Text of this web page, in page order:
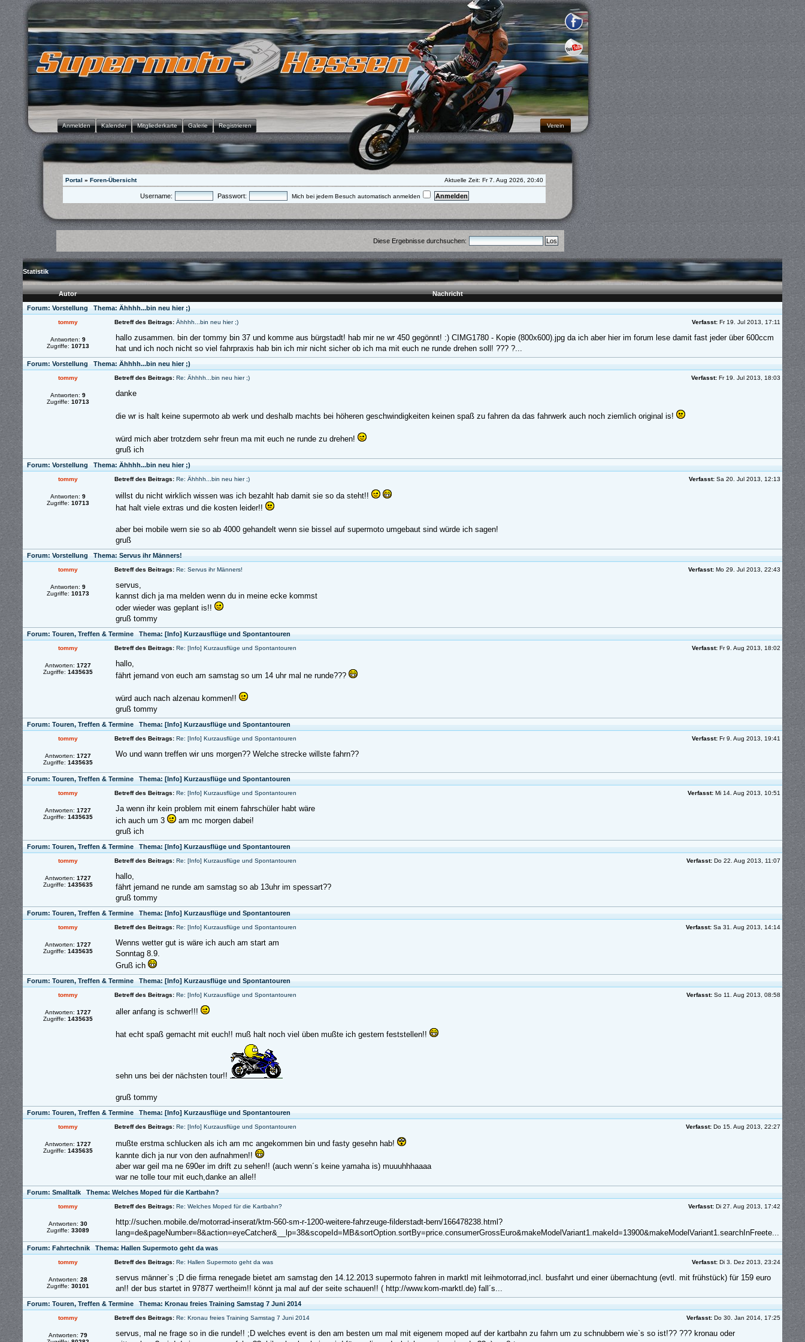
Anmelden Kalender Mitgliederkarte Galerie Registrieren Verein
Portal » Foren-Übersicht Aktuelle Zeit: Fr 7. Aug 2026, 20:40
Username: Passwort: Mich bei jedem Besuch automatisch anmelden
Diese Ergebnisse durchsuchen:
Statistik
Autor
Nachricht
Forum: Vorstellung Thema: Ähhhh...bin neu hier ;)
tommy Betreff des Beitrags: Ähhhh...bin neu hier ;) Verfasst: Fr 19. Jul 2013, 17:11
Antworten: 9
Zugriffe: 10713
hallo zusammen. bin der tommy bin 37 und komme aus bürgstadt! hab mir ne wr 450 gegönnt! :) CIMG1780 - Kopie (800x600).jpg da ich aber hier im forum lese damit fast jeder über 600ccm
hat und ich noch nicht so viel fahrpraxis hab bin ich mir nicht sicher ob ich ma mit euch ne runde drehen soll! ??? ?...
Forum: Vorstellung Thema: Ähhhh...bin neu hier ;)
tommy Betreff des Beitrags: Re: Ähhhh...bin neu hier ;) Verfasst: Fr 19. Jul 2013, 18:03
Antworten: 9
Zugriffe: 10713
danke
die wr is halt keine supermoto ab werk und deshalb machts bei höheren geschwindigkeiten keinen spaß zu fahren da das fahrwerk auch noch ziemlich original is!
würd mich aber trotzdem sehr freun ma mit euch ne runde zu drehen!
gruß ich
Forum: Vorstellung Thema: Ähhhh...bin neu hier ;)
tommy Betreff des Beitrags: Re: Ähhhh...bin neu hier ;) Verfasst: Sa 20. Jul 2013, 12:13
Antworten: 9
Zugriffe: 10713
willst du nicht wirklich wissen was ich bezahlt hab damit sie so da steht!!
hat halt viele extras und die kosten leider!!
aber bei mobile wern sie so ab 4000 gehandelt wenn sie bissel auf supermoto umgebaut sind würde ich sagen!
gruß
Forum: Vorstellung Thema: Servus ihr Männers!
tommy Betreff des Beitrags: Re: Servus ihr Männers! Verfasst: Mo 29. Jul 2013, 22:43
Antworten: 9
Zugriffe: 10173
servus,
kannst dich ja ma melden wenn du in meine ecke kommst
oder wieder was geplant is!!
gruß tommy
Forum: Touren, Treffen & Termine Thema: [Info] Kurzausflüge und Spontantouren
tommy Betreff des Beitrags: Re: [Info] Kurzausflüge und Spontantouren Verfasst: Fr 9. Aug 2013, 18:02
Antworten: 1727
Zugriffe: 1435635
hallo,
fährt jemand von euch am samstag so um 14 uhr mal ne runde???
würd auch nach alzenau kommen!!
gruß tommy
Forum: Touren, Treffen & Termine Thema: [Info] Kurzausflüge und Spontantouren
tommy Betreff des Beitrags: Re: [Info] Kurzausflüge und Spontantouren Verfasst: Fr 9. Aug 2013, 19:41
Antworten: 1727
Zugriffe: 1435635
Wo und wann treffen wir uns morgen?? Welche strecke willste fahrn??
Forum: Touren, Treffen & Termine Thema: [Info] Kurzausflüge und Spontantouren
tommy Betreff des Beitrags: Re: [Info] Kurzausflüge und Spontantouren Verfasst: Mi 14. Aug 2013, 10:51
Antworten: 1727
Zugriffe: 1435635
Ja wenn ihr kein problem mit einem fahrschüler habt wäre
ich auch um 3
am mc morgen dabei!
gruß ich
Forum: Touren, Treffen & Termine Thema: [Info] Kurzausflüge und Spontantouren
tommy Betreff des Beitrags: Re: [Info] Kurzausflüge und Spontantouren Verfasst: Do 22. Aug 2013, 11:07
Antworten: 1727
Zugriffe: 1435635
hallo,
fährt jemand ne runde am samstag so ab 13uhr im spessart??
gruß tommy
Forum: Touren, Treffen & Termine Thema: [Info] Kurzausflüge und Spontantouren
tommy Betreff des Beitrags: Re: [Info] Kurzausflüge und Spontantouren Verfasst: Sa 31. Aug 2013, 14:14
Antworten: 1727
Zugriffe: 1435635
Wenns wetter gut is wäre ich auch am start am
Sonntag 8.9.
Gruß ich
Forum: Touren, Treffen & Termine Thema: [Info] Kurzausflüge und Spontantouren
tommy Betreff des Beitrags: Re: [Info] Kurzausflüge und Spontantouren Verfasst: So 11. Aug 2013, 08:58
Antworten: 1727
Zugriffe: 1435635
aller anfang is schwer!!!
hat echt spaß gemacht mit euch!! muß halt noch viel üben mußte ich gestern feststellen!!
sehn uns bei der nächsten tour!!
gruß tommy
Forum: Touren, Treffen & Termine Thema: [Info] Kurzausflüge und Spontantouren
tommy Betreff des Beitrags: Re: [Info] Kurzausflüge und Spontantouren Verfasst: Do 15. Aug 2013, 22:27
Antworten: 1727
Zugriffe: 1435635
mußte erstma schlucken als ich am mc angekommen bin und fasty gesehn hab!
kannte dich ja nur von den aufnahmen!!
aber war geil ma ne 690er im drift zu sehen!! (auch wenn´s keine yamaha is) muuuhhhaaaa
war ne tolle tour mit euch,danke an alle!!
Forum: Smalltalk Thema: Welches Moped für die Kartbahn?
tommy Betreff des Beitrags: Re: Welches Moped für die Kartbahn? Verfasst: Di 27. Aug 2013, 17:42
Antworten: 30
Zugriffe: 33089
http://suchen.mobile.de/motorrad-inserat/ktm-560-sm-r-1200-weitere-fahrzeuge-filderstadt-bern/166478238.html?
lang=de&pageNumber=8&action=eyeCatcher&__lp=38&scopeId=MB&sortOption.sortBy=price.consumerGrossEuro&makeModelVariant1.makeId=13900&makeModelVariant1.searchInFreete...
Forum: Fahrtechnik Thema: Hallen Supermoto geht da was
tommy Betreff des Beitrags: Re: Hallen Supermoto geht da was Verfasst: Di 3. Dez 2013, 23:24
Antworten: 28
Zugriffe: 30101
servus männer`s ;D die firma renegade bietet am samstag den 14.12.2013 supermoto fahren in marktl mit leihmotorrad,incl. busfahrt und einer übernachtung (evtl. mit frühstück) für 159 euro
an!! der bus startet in 97877 wertheim!! könnt ja mal auf der seite schauen!! ( http://www.kom-marktl.de) fall´s...
Forum: Touren, Treffen & Termine Thema: Kronau freies Training Samstag 7 Juni 2014
tommy Betreff des Beitrags: Re: Kronau freies Training Samstag 7 Juni 2014 Verfasst: Do 30. Jan 2014, 17:25
Antworten: 79
servus, mal ne frage so in die runde!! ;D welches event is den am besten um mal mit eigenem moped auf der kartbahn zu fahrn um zu schnubbern wie`s so ist!?? ??? kronau oder